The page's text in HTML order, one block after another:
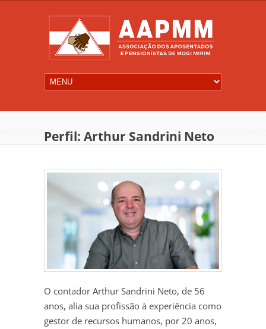
Perfil: Arthur Sandrini Neto
O contador Arthur Sandrini Neto, de 56
anos, alia sua profissão à experiência como
gestor de recursos humanos, por 20 anos,